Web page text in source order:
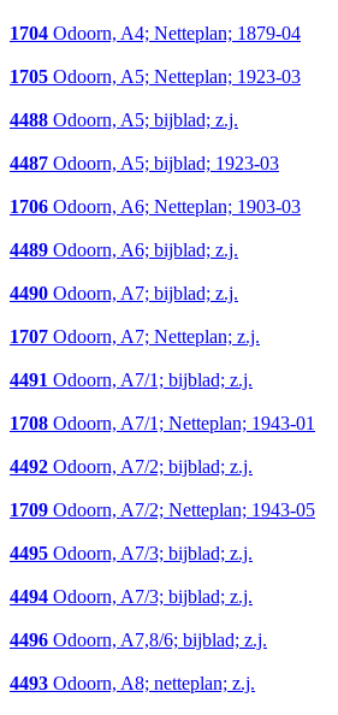
1704 Odoorn, A4; Netteplan; 1879-04
1705 Odoorn, A5; Netteplan; 1923-03
4488 Odoorn, A5; bijblad; z.j.
4487 Odoorn, A5; bijblad; 1923-03
1706 Odoorn, A6; Netteplan; 1903-03
4489 Odoorn, A6; bijblad; z.j.
4490 Odoorn, A7; bijblad; z.j.
1707 Odoorn, A7; Netteplan; z.j.
4491 Odoorn, A7/1; bijblad; z.j.
1708 Odoorn, A7/1; Netteplan; 1943-01
4492 Odoorn, A7/2; bijblad; z.j.
1709 Odoorn, A7/2; Netteplan; 1943-05
4495 Odoorn, A7/3; bijblad; z.j.
4494 Odoorn, A7/3; bijblad; z.j.
4496 Odoorn, A7,8/6; bijblad; z.j.
4493 Odoorn, A8; netteplan; z.j.